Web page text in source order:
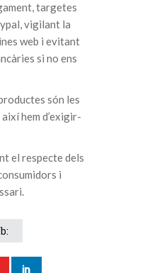
targetes
vigilant la
web i evitant
si no ens
són les
hem d’exigir-
el respecte dels
i